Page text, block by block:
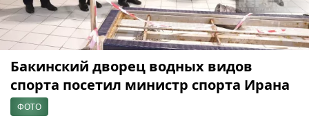
Бакинский дворец водных видов
спорта посетил министр спорта Ирана
ФОТО